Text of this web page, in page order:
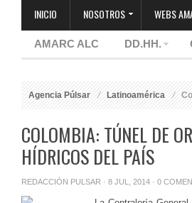
INICIO NOSOTROS WEBS
AMARC ALC DD.HH.
Agencia Púlsar Latinoamérica
COLOMBIA: TÚNEL DE
HÍDRICOS DEL PAÍS
REDACCIÓN PULSAR · 8 JUL, 2014 · 0